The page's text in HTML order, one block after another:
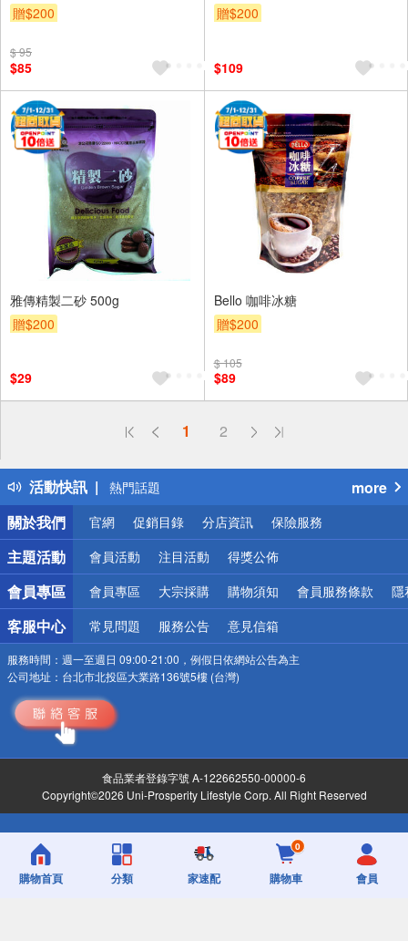
贈$200
$ 95
$85
贈$200
$109
雅傳精製二砂 500g
贈$200
$29
Bello 咖啡冰糖
贈$200
$ 105
$89
1 2
活動快訊
偏遠地區配送
得獎公告
熱門話題
銀行優惠
偏遠地區配送
詐騙網頁！請小心！
more
關於我們
官網 促銷目錄 分店資訊 保險服務
主題活動 會員活動 注目活動 得獎公佈
會員專區 會員專區 大宗採購 購物須知 會員服務條款 隱
客服中心 常見問題 服務公告 意見信箱
服務時間： 週一至週日 09:00-21:00，例假日依網站公告為主
公司地址： 台北市北投區大業路136號5樓 (台灣)
食品業者登錄字號 A-122662550-00000-6
Copyright©2026 Uni-Prosperity Lifestyle Corp. All Right Reserved
購物首頁 分類 家速配
0
購物車 會員